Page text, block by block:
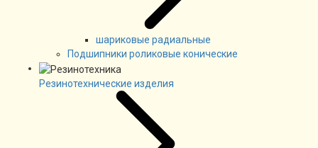
шариковые радиальные
Подшипники роликовые конические
Резинотехнические изделия